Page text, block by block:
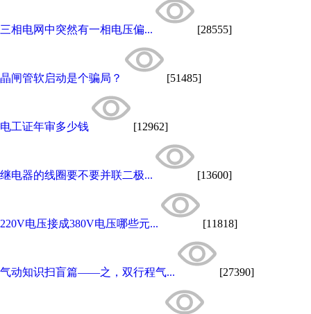
三相电网中突然有一相电压偏... [28555]
晶闸管软启动是个骗局？ [51485]
电工证年审多少钱 [12962]
继电器的线圈要不要并联二极... [13600]
220V电压接成380V电压哪些元... [11818]
气动知识扫盲篇——之，双行程气... [27390]